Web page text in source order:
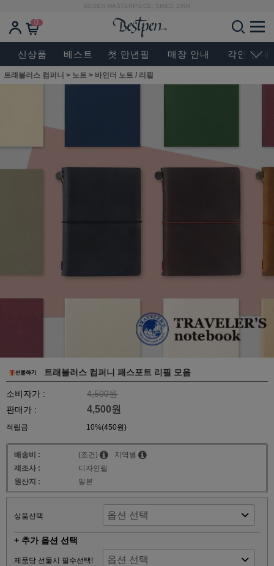
BESEN MASTERPIECE, SINCE 2004
0
신상품 베스트 첫 만년필 매장 안내 각인 안내
트래블러스 컴퍼니 > 노트 > 바인더 노트 / 리필
트래블러스 컴퍼니 패스포트 리필 모음
소비자가 :
4,500원
판매가 :
4,500원
적립금 10%(450원)
배송비 : (조건)
지역별
제조사 :
디자인필
원산지 :
일본
상품선택
+ 추가 옵션 선택
제품당 선물시 필수선택!